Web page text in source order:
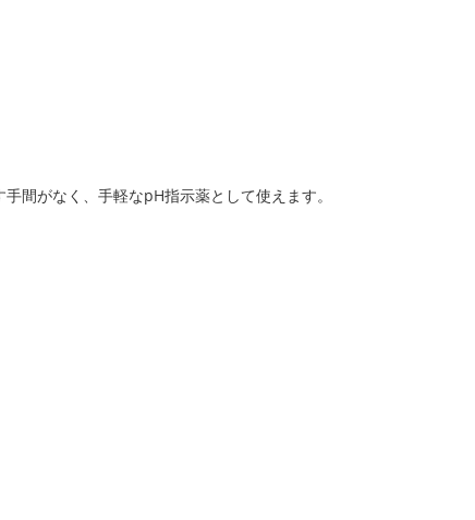
間がなく、手軽なpH指示薬として使えます。